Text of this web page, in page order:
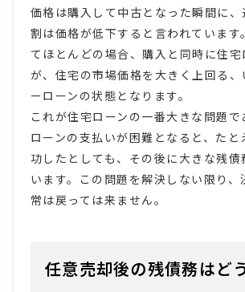
価格は購入して中古となった瞬間に、
割は価格が低下すると言われています
てほとんどの場合、購入と同時に住
が、住宅の市場価格を大きく上回る
ーローンの状態となります。
これが住宅ローンの一番大きな問題で
ローンの支払いが困難となると、たと
功したとしても、その後に大きな残債
います。この問題を解決しない限り、
常は戻っては来ません。
任意売却後の残債務はど